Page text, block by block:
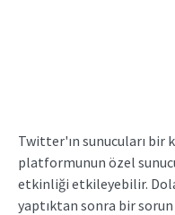
Twitter'ın sunucuları bir
platformunun özel
etkinliği etkileyebilir.
yaptıktan sonra bir